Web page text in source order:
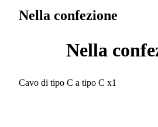
Nella confezione
Nella
Cavo di tipo C a tipo C x1